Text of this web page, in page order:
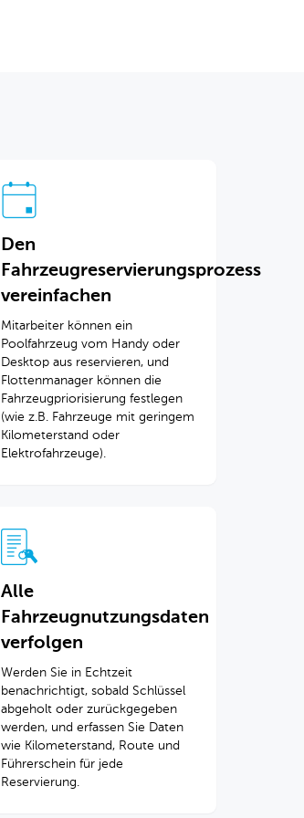
Den
Fahrzeugreservierungsprozess
vereinfachen
Mitarbeiter können ein
Poolfahrzeug vom Handy oder
Desktop aus reservieren, und
Flottenmanager können die
Fahrzeugpriorisierung festlegen
(wie z.B. Fahrzeuge mit geringem
Kilometerstand oder
Elektrofahrzeuge).
Alle
Fahrzeugnutzungsdaten
verfolgen
Werden Sie in Echtzeit
benachrichtigt, sobald Schlüssel
abgeholt oder zurückgegeben
werden, und erfassen Sie Daten
wie Kilometerstand, Route und
Führerschein für jede
Reservierung.